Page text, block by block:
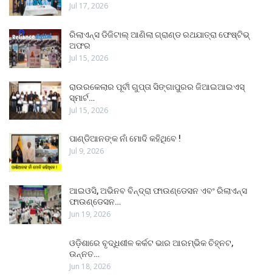
Jul 17, 2026
ରିଲାଏନ୍ସ ଡିଜିଟାଲ୍ ଆଣିଲା ଗ୍ରାଣ୍ଡ ରଥଯାତ୍ରା ଫେଷ୍ଟିଭ୍
ଅଫର
Jul 15, 2026
ରାଉରକେଲାର ପୂର୍ବୀ ଗୁପ୍ତା ସିଙ୍ଗାପୁରର ଜିଆଇଆଇଏସ୍
ସ୍ମାର୍ଟ…
Jul 15, 2026
ପାଣ୍ଡିଆନଙ୍କ ନାଁ ମୋଦି କହିଥିବେ !
Jul 9, 2026
ଆଇଓସି, ଅଭିନବ ବିନ୍ଦ୍ରା ଫାଉଣ୍ଡେସନ ଏବଂ ରିଲାଏନ୍ସ
ଫାଉଣ୍ଡେସନ…
Jun 19, 2026
ଓଡ଼ିଶାରେ ବୃଦ୍ଧିଶୀଳ କର୍କଟ ଭାର ଆରମ୍ଭିକ ଚିହ୍ନଟ,
ଉନ୍ନତ…
Jun 18, 2026